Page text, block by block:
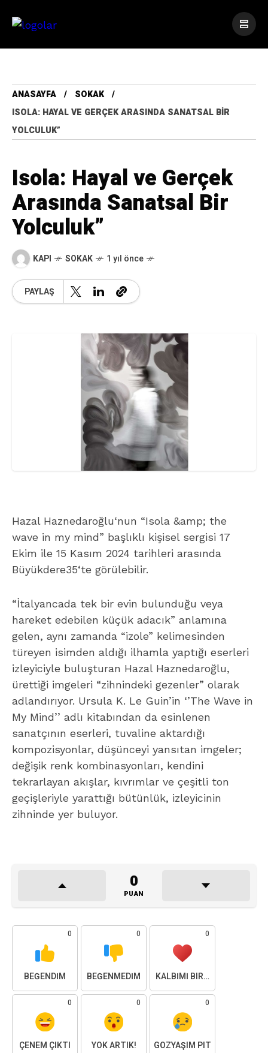
ANASAYFA
SOKAK
ISOLA: HAYAL VE GERÇEK ARASINDA SANATSAL BIR
YOLCULUK”
Isola: Hayal ve Gerçek
Arasında Sanatsal Bir
Yolculuk”
KAPI SOKAK 1 yıl önce
PAYLAŞ
Hazal Haznedaroğlu‘nun “Isola &amp; the
wave in my mind” başlıklı kişisel sergisi 17
Ekim ile 15 Kasım 2024 tarihleri arasında
Büyükdere35‘te görülebilir.
“İtalyancada tek bir evin bulunduğu veya
hareket edebilen küçük adacık” anlamına
gelen, aynı zamanda “izole” kelimesinden
türeyen isimden aldığı ilhamla yaptığı eserleri
izleyiciyle buluşturan Hazal Haznedaroğlu,
ürettiği imgeleri “zihnindeki gezenler” olarak
adlandırıyor. Ursula K. Le Guin’in ‘’The Wave in
My Mind’’ adlı kitabından da esinlenen
sanatçının eserleri, tuvaline aktardığı
kompozisyonlar, düşünceyi yansıtan imgeler;
değişik renk kombinasyonları, kendini
tekrarlayan akışlar, kıvrımlar ve çeşitli ton
geçişleriyle yarattığı bütünlük, izleyicinin
zihninde yer buluyor.
0
PUAN
0
BEĞENDIM
0
BEĞENMEDIM
0
KALBIMI BIRAKTIM
0
ÇENEM ÇIKTI
0
YOK ARTIK!
0
GÖZYAŞIM PIT